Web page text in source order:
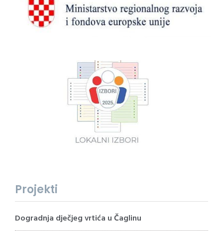
Projekti
Dogradnja dječjeg vrtića u Čaglinu